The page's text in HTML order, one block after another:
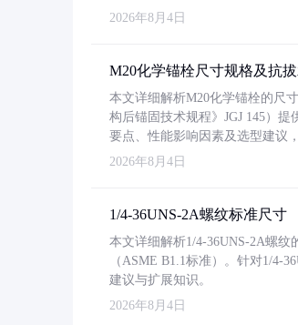
2026年8月4日
M20化学锚栓尺寸规格及抗
本文详细解析M20化学锚栓的尺
构后锚固技术规程》JGJ 145）
要点、性能影响因素及选型建议
2026年8月4日
1/4-36UNS-2A螺纹标准尺寸
本文详细解析1/4-36UNS-2A螺
（ASME B1.1标准）。针对1/4-
建议与扩展知识。
2026年8月4日